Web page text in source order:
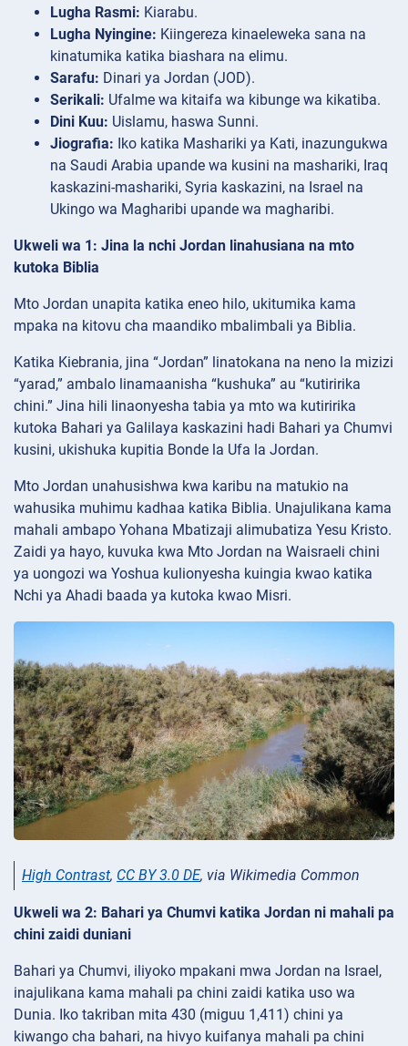
Lugha Rasmi: Kiarabu.
Lugha Nyingine: Kiingereza kinaeleweka sana na
kinatumika katika biashara na elimu.
Sarafu: Dinari ya Jordan (JOD).
Serikali: Ufalme wa kitaifa wa kibunge wa kikatiba.
Dini Kuu: Uislamu, haswa Sunni.
Jiografia: Iko katika Mashariki ya Kati, inazungukwa
na Saudi Arabia upande wa kusini na mashariki, Iraq
kaskazini-mashariki, Syria kaskazini, na Israel na
Ukingo wa Magharibi upande wa magharibi.
Ukweli wa 1: Jina la nchi Jordan linahusiana na mto
kutoka Biblia
Mto Jordan unapita katika eneo hilo, ukitumika kama
mpaka na kitovu cha maandiko mbalimbali ya Biblia.
Katika Kiebrania, jina “Jordan” linatokana na neno la mizizi
“yarad,” ambalo linamaanisha “kushuka” au “kutiririka
chini.” Jina hili linaonyesha tabia ya mto wa kutiririka
kutoka Bahari ya Galilaya kaskazini hadi Bahari ya Chumvi
kusini, ukishuka kupitia Bonde la Ufa la Jordan.
Mto Jordan unahusishwa kwa karibu na matukio na
wahusika muhimu kadhaa katika Biblia. Unajulikana kama
mahali ambapo Yohana Mbatizaji alimubatiza Yesu Kristo.
Zaidi ya hayo, kuvuka kwa Mto Jordan na Waisraeli chini
ya uongozi wa Yoshua kulionyesha kuingia kwao katika
Nchi ya Ahadi baada ya kutoka kwao Misri.
High Contrast, CC BY 3.0 DE, via Wikimedia Common
Ukweli wa 2: Bahari ya Chumvi katika Jordan ni mahali pa
chini zaidi duniani
Bahari ya Chumvi, iliyoko mpakani mwa Jordan na Israel,
inajulikana kama mahali pa chini zaidi katika uso wa
Dunia. Iko takriban mita 430 (miguu 1,411) chini ya
kiwango cha bahari, na hivyo kuifanya mahali pa chini